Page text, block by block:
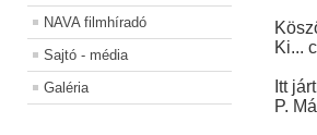
NAVA filmhíradó
Sajtó - média
Galéria
Ki...
Itt
P.